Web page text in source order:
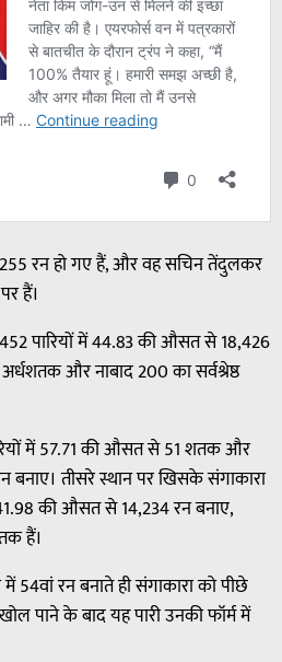
रन हो गए हैं, और वह सचिन तेंदुलकर
हैं।
पारियों में 44.83 की औसत से 18,426
और नाबाद 200 का सर्वश्रेष्ठ
में 57.71 की औसत से 51 शतक और
तीसरे स्थान पर खिसके संगाकारा
की औसत से 14,234 रन बनाए,
हैं।
54वां रन बनाते ही संगाकारा को पीछे
पाने के बाद यह पारी उनकी फॉर्म में